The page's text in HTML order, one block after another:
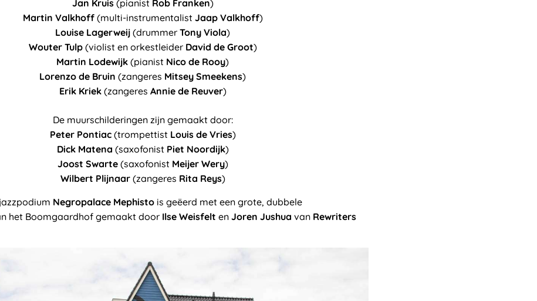
Jan Kruis(pianist Rob Franken)
Martin Valkhoff(multi-instrumentalist Jaap Valkhoff)
Louise Lagerweij (drummer Tony Viola)
Wouter Tulp(violist en orkestleider David de Groot)
Martin Lodewijk (pianist Nico de Rooy)
Lorenzo de Bruin (zangeres Mitsey Smeekens)
Erik Kriek(zangeres Annie de Reuver)
De muurschilderingen zijn gemaakt door:
Peter Pontiac(trompettist Louis de Vries)
Dick Matena (saxofonist Piet Noordijk)
Joost Swarte(saxofonist Meijer Wery)
Wilbert Plijnaar(zangeres Rita Reys)
Negropalace Mephisto is geëerd met een grote, dubbele
het Boomgaardhof gemaakt door Ilse Weisfelt en Joren Jushua van Rewriters